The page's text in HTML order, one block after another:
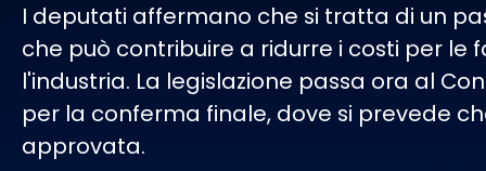
I deputati affermano che si tratta di un
che può contribuire a ridurre i costi per le
l'industria. La legislazione passa ora al
per la conferma finale, dove si prevede
approvata.